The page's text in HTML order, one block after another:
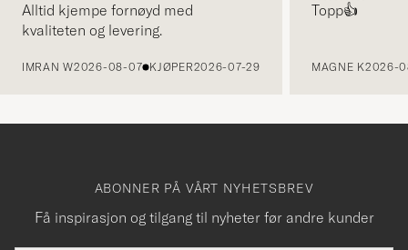
Alltid kjempe fornøyd med
kvaliteten og levering.
IMRAN W2026-08-07 KJØPER2026-07-29
Topp👍
MAGNE K2026-
ABONNER PÅ VÅRT NYHETSBREV
Få inspirasjon og tilgang til nyheter før andre kunder